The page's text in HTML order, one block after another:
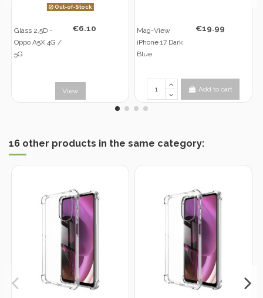
Out-of-Stock
Glass 2,5D -
Oppo A5X 4G /
5G
€6.10
View
Mag-View
iPhone 17 Dark
Blue
€19.99
Add to cart
16 other products in the same category: